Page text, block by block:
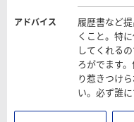
アドバイス
履歴書など
くこと。特
してくれる
ろがでます
り惹きつけ
い。必ず誰に